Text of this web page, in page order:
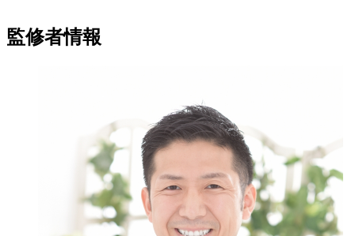
監修者情報